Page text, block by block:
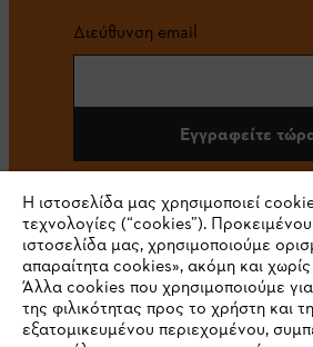
Διεύθυνση email
Εγγραφείτε
Η ιστοσελίδα μας χρησιμοποιεί
τεχνολογίες (“cookies”).
ιστοσελίδα μας, χρησιμοποιούμε
απαραίτητα cookies», ακόμη και
Άλλα cookies που χρησιμοποιούμε
της φιλικότητας προς το χρήστη και
εξατομικευμένου περιεχομένου,